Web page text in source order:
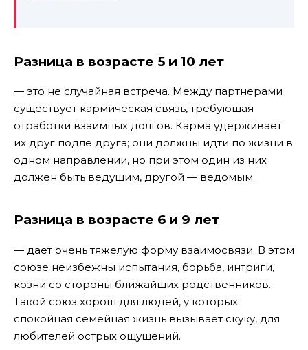
Разница в возрасте 5 и 10 лет
— это не случайная встреча. Между партнерами
существует кармическая связь, требующая
отработки взаимных долгов. Карма удерживает
их друг подле друга; они должны идти по жизни в
одном направлении, но при этом один из них
должен быть ведущим, другой — ведомым.
Разница в возрасте 6 и 9 лет
— дает очень тяжелую форму взаимосвязи. В этом
союзе неизбежны испытания, борьба, интриги,
козни со стороны ближайших родственников.
Такой союз хорош для людей, у которых
спокойная семейная жизнь вызывает скуку, для
любителей острых ощущений.